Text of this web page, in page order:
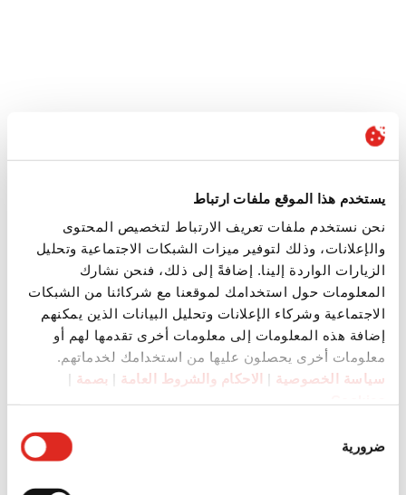
يستخدم هذا الموقع ملفات ارتباط
نحن نستخدم ملفات تعريف الارتباط لتخصيص المحتوى
والإعلانات، وذلك لتوفير ميزات الشبكات الاجتماعية وتحليل
الزيارات الواردة إلينا. إضافةً إلى ذلك، فنحن نشارك
المعلومات حول استخدامك لموقعنا مع شركائنا من الشبكات
الاجتماعية وشركاء الإعلانات وتحليل البيانات الذين يمكنهم
إضافة هذه المعلومات إلى معلومات أخرى تقدمها لهم أو
معلومات أخرى يحصلون عليها من استخدامك لخدماتهم.
سياسة الخصوصية | الاحكام والشروط العامة | بصمة |
الموافقة
ضرورية